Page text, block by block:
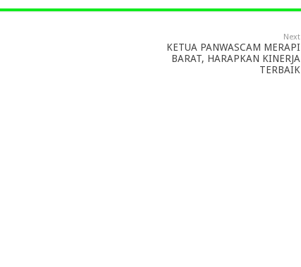
Next
KETUA PANWASCAM MERAPI
BARAT, HARAPKAN KINERJA
TERBAIK